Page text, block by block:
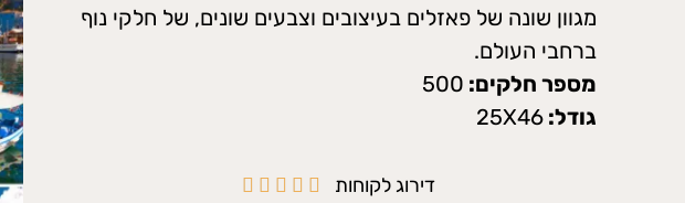
מגוון שונה של פאזלים בעיצובים וצבעים שונים, של חלקי נוף
ברחבי העולם.
מספר חלקים: 500
גודל: 25X46
דירוג לקוחות 



